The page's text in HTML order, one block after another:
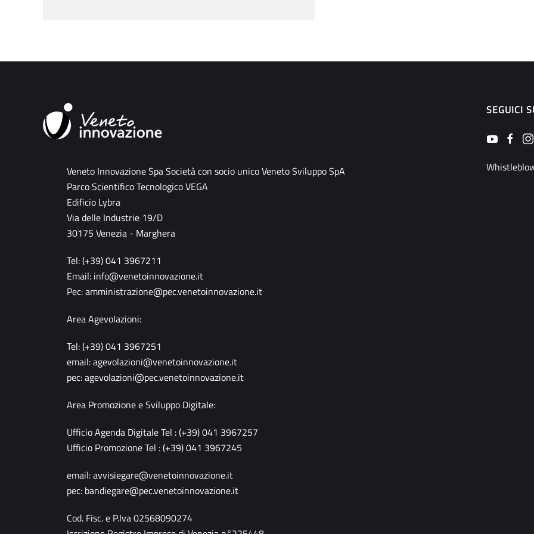
Veneto Innovazione Spa Società con socio unico Veneto Sviluppo SpA
Parco Scientifico Tecnologico VEGA
Edificio Lybra
Via delle Industrie 19/D
30175 Venezia - Marghera
Tel: (+39) 041 3967211
Email: info@venetoinnovazione.it
Pec:amministrazione@pec.venetoinnovazione.it
Area Agevolazioni:
Tel: (+39) 041 3967251
email:agevolazioni@venetoinnovazione.it
pec:agevolazioni@pec.venetoinnovazione.it
Area Promozione e Sviluppo Digitale:
Ufficio Agenda Digitale Tel : (+39) 041 3967257
Ufficio Promozione Tel : (+39) 041 3967245
email:avvisiegare@venetoinnovazione.it
pec: bandiegare@pec.venetoinnovazione.it
Cod. Fisc. e P.Iva 02568090274
SEGUICI